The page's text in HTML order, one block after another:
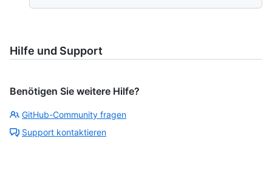
Hilfe und Support
Benötigen Sie weitere Hilfe?
GitHub-Community fragen
Support kontaktieren